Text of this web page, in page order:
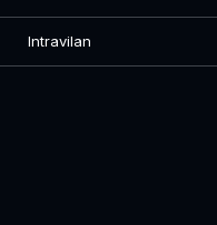
Intravilan